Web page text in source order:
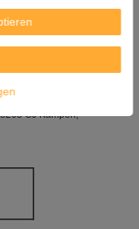
/ Milled in UK
CJ Kampen,